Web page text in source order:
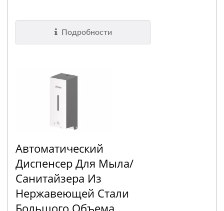
Подробности
Автоматический
Диспенсер Для Мыла/
Санитайзера Из
Нержавеющей Стали